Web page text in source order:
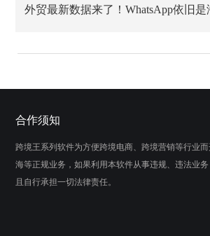
合作须知
跨境王系列软件为方便跨境电商、跨境营销等行业
海等正规业务，如果利用本软件从事违规、违法业
且自行承担一切法律责任。